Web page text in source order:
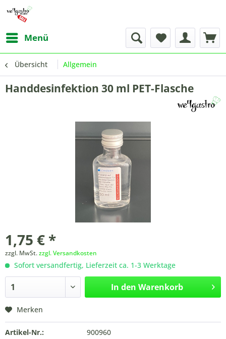
Menü
Übersicht Allgemein
Handdesinfektion 30 ml PET-Flasche
1,75 € *
zzgl. MwSt.zzgl. Versandkosten
Sofort versandfertig, Lieferzeit ca. 1-3 Werktage
In den Warenkorb
Merken
Artikel-Nr.:
900960